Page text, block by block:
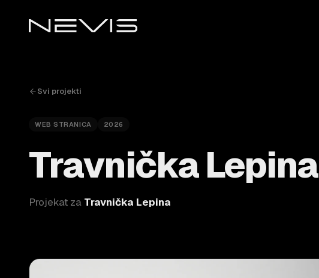
Svi projekti
WEB STRANICA 2026
Travnička Lepina
Projekat za Travnička Lepina